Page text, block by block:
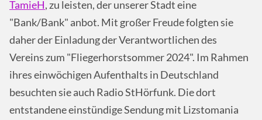
TamieH, zu leisten, der unserer Stadt eine
"Bank/Bank" anbot. Mit großer Freude folgten sie
daher der Einladung der Verantwortlichen des
Vereins zum "Fliegerhorstsommer 2024". Im Rahmen
ihres einwöchigen Aufenthalts in Deutschland
besuchten sie auch Radio StHörfunk. Die dort
entstandene einstündige Sendung mit Lizstomania